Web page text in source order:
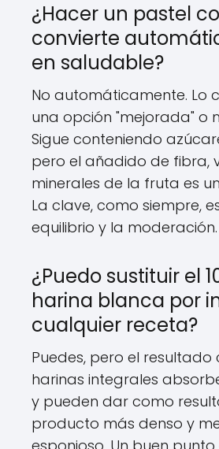
¿Hacer un pastel
convierte
en saludable?
No automáticamente. Lo
una opción "mejorada" o
Sigue conteniendo
pero el añadido de fibra,
minerales de la fruta es
La clave, como siempre,
equilibrio y la moderación.
¿Puedo sustituir el
harina blanca por
cualquier receta?
Puedes, pero el resultado
harinas integrales
y pueden dar como
producto más denso y